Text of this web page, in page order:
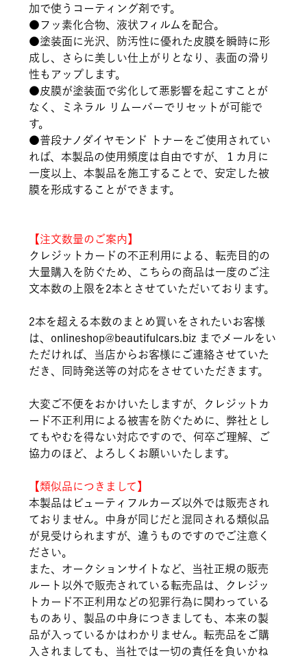
加で使うコーティング剤です。
●フッ素化合物、液状フィルムを配合。
●塗装面に光沢、防汚性に優れた皮膜を瞬時に形
成し、さらに美しい仕上がりとなり、表面の滑り
性もアップします。
●皮膜が塗装面で劣化して悪影響を起こすことが
なく、ミネラル リムーバーでリセットが可能で
す。
●普段ナノダイヤモンド トナーをご使用されてい
れば、本製品の使用頻度は自由ですが、１カ月に
一度以上、本製品を施工することで、安定した被
膜を形成することができます。
【注文数量のご案内】
クレジットカードの不正利用による、転売目的の
大量購入を防ぐため、こちらの商品は一度のご注
文本数の上限を2本とさせていただいております。
2本を超える本数のまとめ買いをされたいお客様
は、onlineshop@beautifulcars.biz までメールをい
ただければ、当店からお客様にご連絡させていた
だき、同時発送等の対応をさせていただきます。
大変ご不便をおかけいたしますが、クレジットカ
ード不正利用による被害を防ぐために、弊社とし
てもやむを得ない対応ですので、何卒ご理解、ご
協力のほど、よろしくお願いいたします。
【類似品につきまして】
本製品はビューティフルカーズ以外では販売され
ておりません。中身が同じだと混同される類似品
が見受けられますが、違うものですのでご注意く
ださい。
また、オークションサイトなど、当社正規の販売
ルート以外で販売されている転売品は、クレジッ
トカード不正利用などの犯罪行為に関わっている
ものあり、製品の中身につきましても、本来の製
品が入っているかはわかりません。転売品をご購
入されましても、当社では一切の責任を負いかね